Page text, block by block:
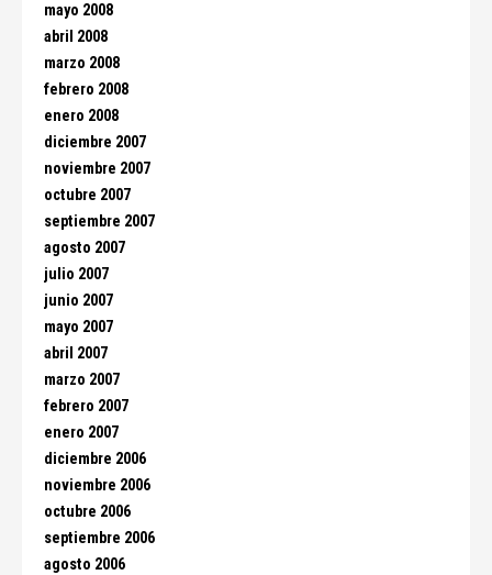
mayo 2008
abril 2008
marzo 2008
febrero 2008
enero 2008
diciembre 2007
noviembre 2007
octubre 2007
septiembre 2007
agosto 2007
julio 2007
junio 2007
mayo 2007
abril 2007
marzo 2007
febrero 2007
enero 2007
diciembre 2006
noviembre 2006
octubre 2006
septiembre 2006
agosto 2006